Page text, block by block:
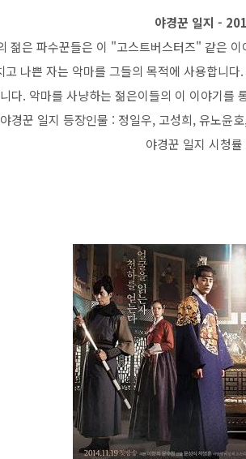
야경꾼 일지 -
젊은 파수꾼들은 이 "고스트버스터즈" 같은
고 나쁜 자는 악마를 그들의 목적에 사용합니
다. 악마를 사냥하는 젊은이들의 이 이야기를
야경꾼 일지 등장인물 : 정일우, 고성희, 유노윤
야경꾼 일지 시청